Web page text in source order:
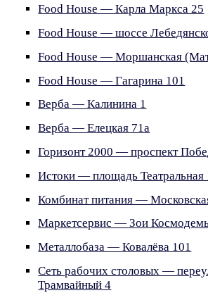
Food House — Карла Маркса 25
Food House — шоссе
Food House — Моршанская
Food House — Гагарина 101
Верба — Калинина 1
Верба — Елецкая 71а
Горизонт 2000 — проспект
Истоки — площадь Театральная
Комбинат питания —
Маркетсервис — Зои
Металлобаза — Ковалёва 101
Сеть рабочих столовых —
Трамвайный 4